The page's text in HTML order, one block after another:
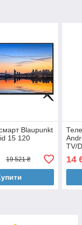
Blaupunkt
15 120
блютуз пульт
19 521 ₴
TV/
14